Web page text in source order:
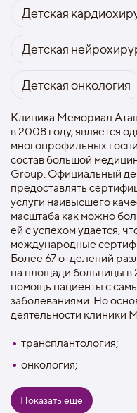
Детская
Детская
Детская онкология
Клиника Мемориал
в 2008 году, является
многопрофильных
состав большой
Group. Официальный
предоставлять
услуги наивысшего
масштаба как можно
ей с успехом удается,
международные
Более 67 отделений
на площади больницы в
помощь пациенты с
заболеваниями. Но
деятельности клиники
трансплантология;
онкология;
кардиохирургия;
нейрохирургия;
Показать еще